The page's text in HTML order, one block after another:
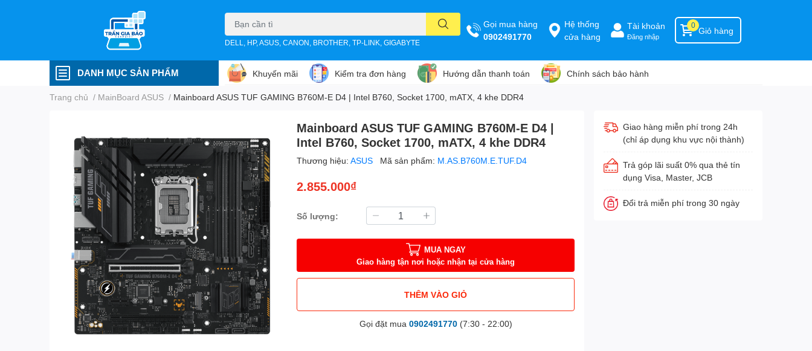
DELL, HP, ASUS, CANON, BROTHER, TP-LINK, GIGABYTE
Gọi mua hàng
0902491770
Hệ thống
cửa hàng
Tài khoản
Đăng nhập
Giỏ hàng
0
DANH MỤC SẢN PHẨM Khuyến mãi Kiểm tra đơn hàng Hướng dẫn thanh toán Chính sách bảo hành
Trang chủ / MainBoard ASUS / Mainboard ASUS TUF GAMING B760M-E D4 | Intel B760, Socket 1700, mATX, 4 khe DDR4
Mainboard ASUS TUF GAMING B760M-E D4 |
Intel B760, Socket 1700, mATX, 4 khe DDR4
Thương hiệu:ASUS Mã sản phẩm: M.AS.B760M.E.TUF.D4
2.855.000₫
Số lượng:
MUA NGAY
Giao hàng tận nơi hoặc nhận tại cửa hàng
THÊM VÀO GIỎ
Gọi đặt mua 0902491770(7:30 - 22:00)
Giao hàng miễn phí trong 24h
(chỉ áp dụng khu vực nội thành)
Trả góp lãi suất 0% qua thẻ tín
dụng Visa, Master, JCB
Đổi trả miễn phí trong 30 ngày